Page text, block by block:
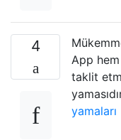
4
App
taklit
yamaları